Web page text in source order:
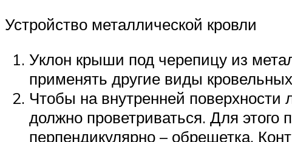
Устройство металлической кровли
Уклон крыши под черепицу из
применять другие виды
Чтобы на внутренней поверхности
должно проветриваться. Для этого
перпендикулярно – обрешетка.